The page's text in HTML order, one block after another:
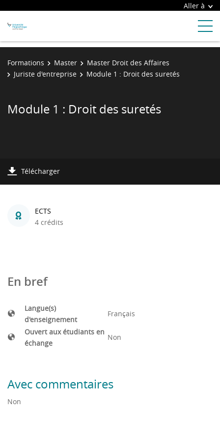
Aller à
Formations Master
Master Droit des Affaires
Juriste d'entreprise
Module 1 : Droit des suretés
Module 1 : Droit des suretés
Télécharger
ECTS
4 crédits
En bref
Langue(s)
d'enseignement
Français
Ouvert aux étudiants en
échange
Non
Avec commentaires
Non